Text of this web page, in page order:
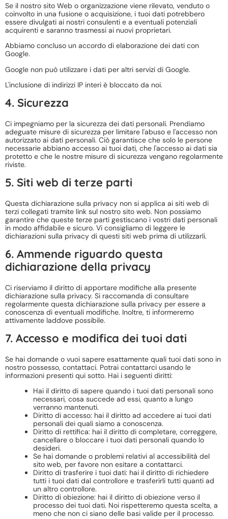
Se il nostro sito Web o organizzazione viene rilevato, venduto o
coinvolto in una fusione o acquisizione, i tuoi dati potrebbero
essere divulgati ai nostri consulenti e a eventuali potenziali
acquirenti e saranno trasmessi ai nuovi proprietari.
Abbiamo concluso un accordo di elaborazione dei dati con
Google.
Google non può utilizzare i dati per altri servizi di Google.
L'inclusione di indirizzi IP interi è bloccato da noi.
4. Sicurezza
Ci impegniamo per la sicurezza dei dati personali. Prendiamo
adeguate misure di sicurezza per limitare l'abuso e l'accesso non
autorizzato ai dati personali. Ciò garantisce che solo le persone
necessarie abbiano accesso ai tuoi dati, che l'accesso ai dati sia
protetto e che le nostre misure di sicurezza vengano regolarmente
riviste.
5. Siti web di terze parti
Questa dichiarazione sulla privacy non si applica ai siti web di
terzi collegati tramite link sul nostro sito web. Non possiamo
garantire che queste terze parti gestiscano i vostri dati personali
in modo affidabile e sicuro. Vi consigliamo di leggere le
dichiarazioni sulla privacy di questi siti web prima di utilizzarli.
6. Ammende riguardo questa
dichiarazione della privacy
Ci riserviamo il diritto di apportare modifiche alla presente
dichiarazione sulla privacy. Si raccomanda di consultare
regolarmente questa dichiarazione sulla privacy per essere a
conoscenza di eventuali modifiche. Inoltre, ti informeremo
attivamente laddove possibile.
7. Accesso e modifica dei tuoi dati
Se hai domande o vuoi sapere esattamente quali tuoi dati sono in
nostro possesso, contattaci. Potrai contattarci usando le
informazioni presenti qui sotto. Hai i seguenti diritti:
Hai il diritto di sapere quando i tuoi dati personali sono
necessari, cosa succede ad essi, quanto a lungo
verranno mantenuti.
Diritto di accesso: hai il diritto ad accedere ai tuoi dati
personali dei quali siamo a conoscenza.
Diritto di rettifica: hai il diritto di completare, correggere,
cancellare o bloccare i tuoi dati personali quando lo
desideri.
Se hai domande o problemi relativi al accessibilità del
sito web, per favore non esitare a contattarci.
Diritto di trasferire i tuoi dati: hai il diritto di richiedere
tutti i tuoi dati dal controllore e trasferirli tutti quanti ad
un altro controllore.
Diritto di obiezione: hai il diritto di obiezione verso il
processo dei tuoi dati. Noi rispetteremo questa scelta, a
meno che non ci siano delle basi valide per il processo.